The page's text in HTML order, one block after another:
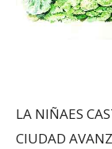
LA NIÑAES
CIUDAD